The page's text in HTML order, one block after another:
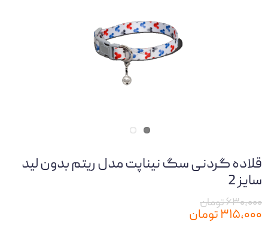
قلاده گردنی سگ نیناپت مدل ریتم بدون لید
سایز 2
۶۳۰,۰۰۰ تومان
۳۱۵,۰۰۰ تومان